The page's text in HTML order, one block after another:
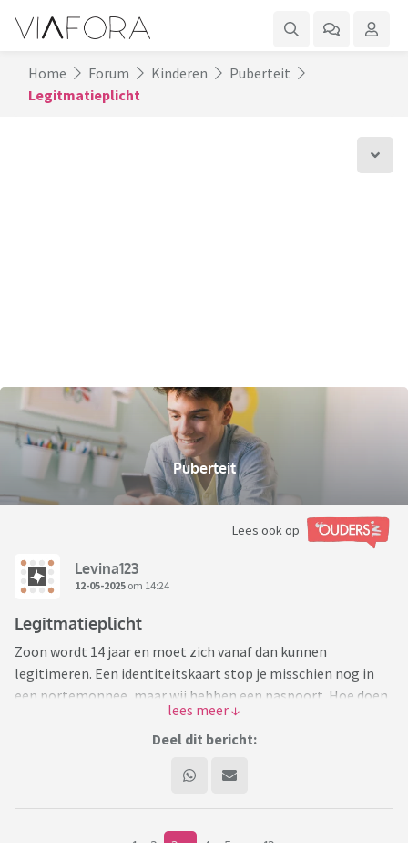
Home Forum Kinderen
Puberteit
Legitmatieplicht
Puberteit
Lees ook op
Levina123
12-05-2025 om 14:24
Legitmatieplicht
Zoon wordt 14 jaar en moet zich vanaf dan kunnen
legitimeren. Een identiteitskaart stop je misschien nog in
een portemonnee, maar wij hebben een paspoort. Hoe doen
anderen dit: het loopt zo'n vaart niet (hij onderneemt weinig
spannends waarbij ik me kan voorstellen dat hij zich zou
in de schooltas? Ik kan me haast niet voorstellen dat andere
pubers zomaar hun papieren tevoorschijn kunnen trekken.
Hij reist niet met ov en hangt ook (nog) niet 's avonds rond.
Deel dit bericht: